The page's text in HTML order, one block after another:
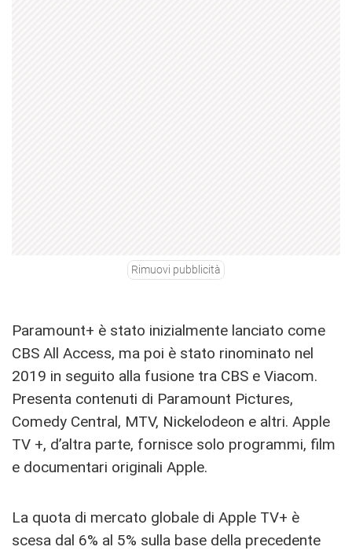
Rimuovi pubblicità
Paramount+ è stato inizialmente lanciato come
CBS All Access, ma poi è stato rinominato nel
2019 in seguito alla fusione tra CBS e Viacom.
Presenta contenuti di Paramount Pictures,
Comedy Central, MTV, Nickelodeon e altri. Apple
TV +, d’altra parte, fornisce solo programmi, film
e documentari originali Apple.
La quota di mercato globale di Apple TV+ è
scesa dal 6% al 5% sulla base della precedente